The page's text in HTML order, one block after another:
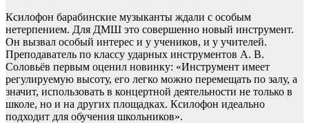
Ксилофон барабинские музыканты ждали с особым
нетерпением. Для ДМШ это совершенно новый инструмент.
Он вызвал особый интерес и у учеников, и у учителей.
Преподаватель по классу ударных инструментов А. В.
Соловьёв первым оценил новинку: «Инструмент имеет
регулируемую высоту, его легко можно перемещать по залу, а
значит, использовать в концертной деятельности не только в
школе, но и на других площадках. Ксилофон идеально
подходит для обучения школьников».